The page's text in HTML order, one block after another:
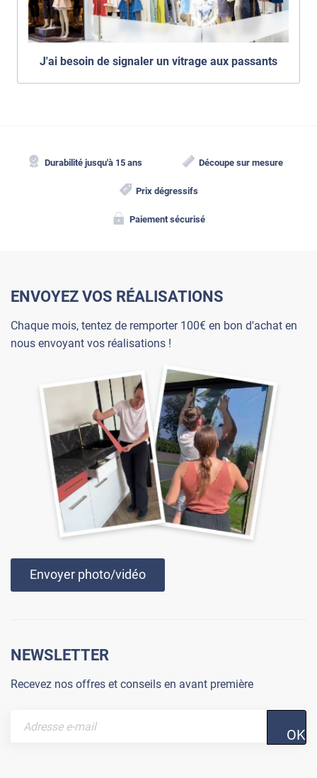
J'ai besoin de signaler un vitrage aux passants
Durabilité jusqu'à 15 ans Découpe sur mesure
Prix dégressifs
Paiement sécurisé
ENVOYEZ VOS RÉALISATIONS
Chaque mois, tentez de remporter 100€ en bon d'achat en
nous envoyant vos réalisations !
Envoyer photo/vidéo
NEWSLETTER
Recevez nos offres et conseils en avant première
OK